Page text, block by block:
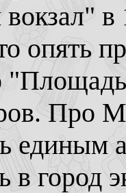
в
опять
Про
единым
в город